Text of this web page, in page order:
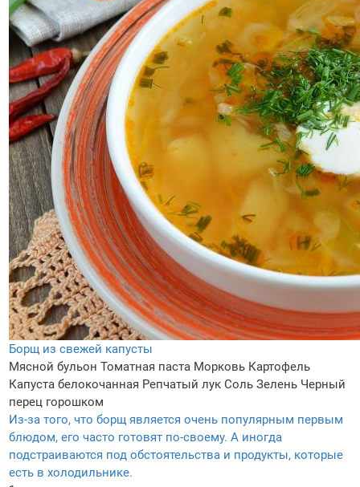
Борщ из свежей капусты
Мясной бульон Томатная паста Морковь Картофель
Капуста белокочанная Репчатый лук Соль Зелень Черный
перец горошком
Из-за того, что борщ является очень популярным первым
блюдом, его часто готовят по-своему. А иногда
подстраиваются под обстоятельства и продукты, которые
есть в холодильнике.